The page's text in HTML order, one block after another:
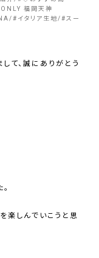
ONLY 福岡天神
# イタリア生地 # スー
て、誠にありがとう
楽しんでいこうと思